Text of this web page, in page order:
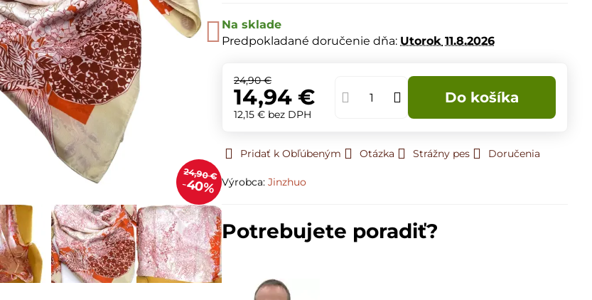
24,90 €
40%
Na sklade
Predpokladané doručenie dňa: Utorok 11.8.2026
24,90 €
14,94 €
12,15 € bez DPH
Do košíka
Pridať k Obľúbeným Otázka Strážny pes Doručenia
Výrobca:Jinzhuo
Potrebujete poradiť?